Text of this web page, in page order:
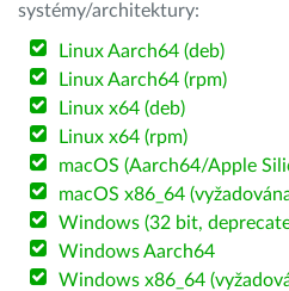
systémy/architektury:
Linux Aarch64 (deb)
Linux Aarch64 (rpm)
Linux x64 (deb)
Linux x64 (rpm)
macOS (Aarch64/Apple
macOS x86_64
Windows (32 bit,
Windows Aarch64
Windows x86_64